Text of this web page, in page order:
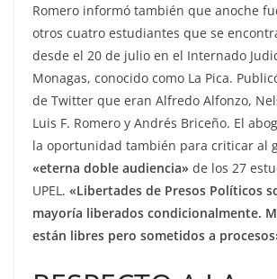
Romero informó también que anoche
otros cuatro estudiantes que se
desde el 20 de julio en el Internado
Monagas, conocido como La Pica.
de Twitter que eran Alfredo Alfonzo,
Luis F. Romero y Andrés Briceño. El
la oportunidad también para criticar al
«eterna doble audiencia» de los 27
UPEL. «Libertades de Presos Políticos
mayoría liberados condicionalmente.
están libres pero sometidos a